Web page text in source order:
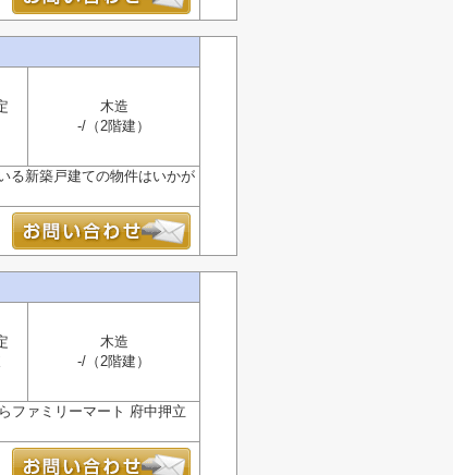
木造
-/（2階建）
る新築戸建ての物件はいかが
木造
-/（2階建）
ファミリーマート 府中押立